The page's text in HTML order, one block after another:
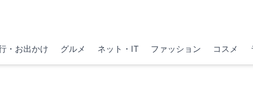
・お出かけ グルメ ネット・IT ファッション コスメ